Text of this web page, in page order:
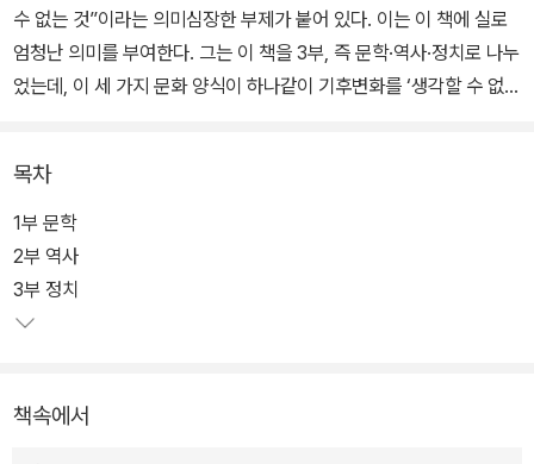
수 없는 것”이라는 의미심장한 부제가 붙어 있다. 이는 이 책에 실로
엄청난 의미를 부여한다. 그는 이 책을 3부, 즉 문학·역사·정치로 나누
었는데, 이 세 가지 문화 양식이 하나같이 기후변화를 ‘생각할 수 없는
따라서 기후 위기는 문화의 위기이자 상상력의 위기라는 것이다. 그
는 이 책에서 아직껏 다른 시대를 위해 주조된 녹슨 무기로 무장한 인
문학과 인문과학을 향해 새로운 시대, 새로운 위기에 대처하는 새로
운 방안을 고민하도록 촉구한다. 그 해법은 세계적 차원의 집단적 실
기후변화라는 전 지구적 위기를 비서구적 관점에서 담아낸 독보적인
목차
1부 문학
2부 역사
3부 정치
책속에서